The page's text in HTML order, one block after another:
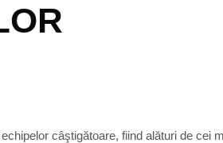
câştigătoare, fiind alături de cei